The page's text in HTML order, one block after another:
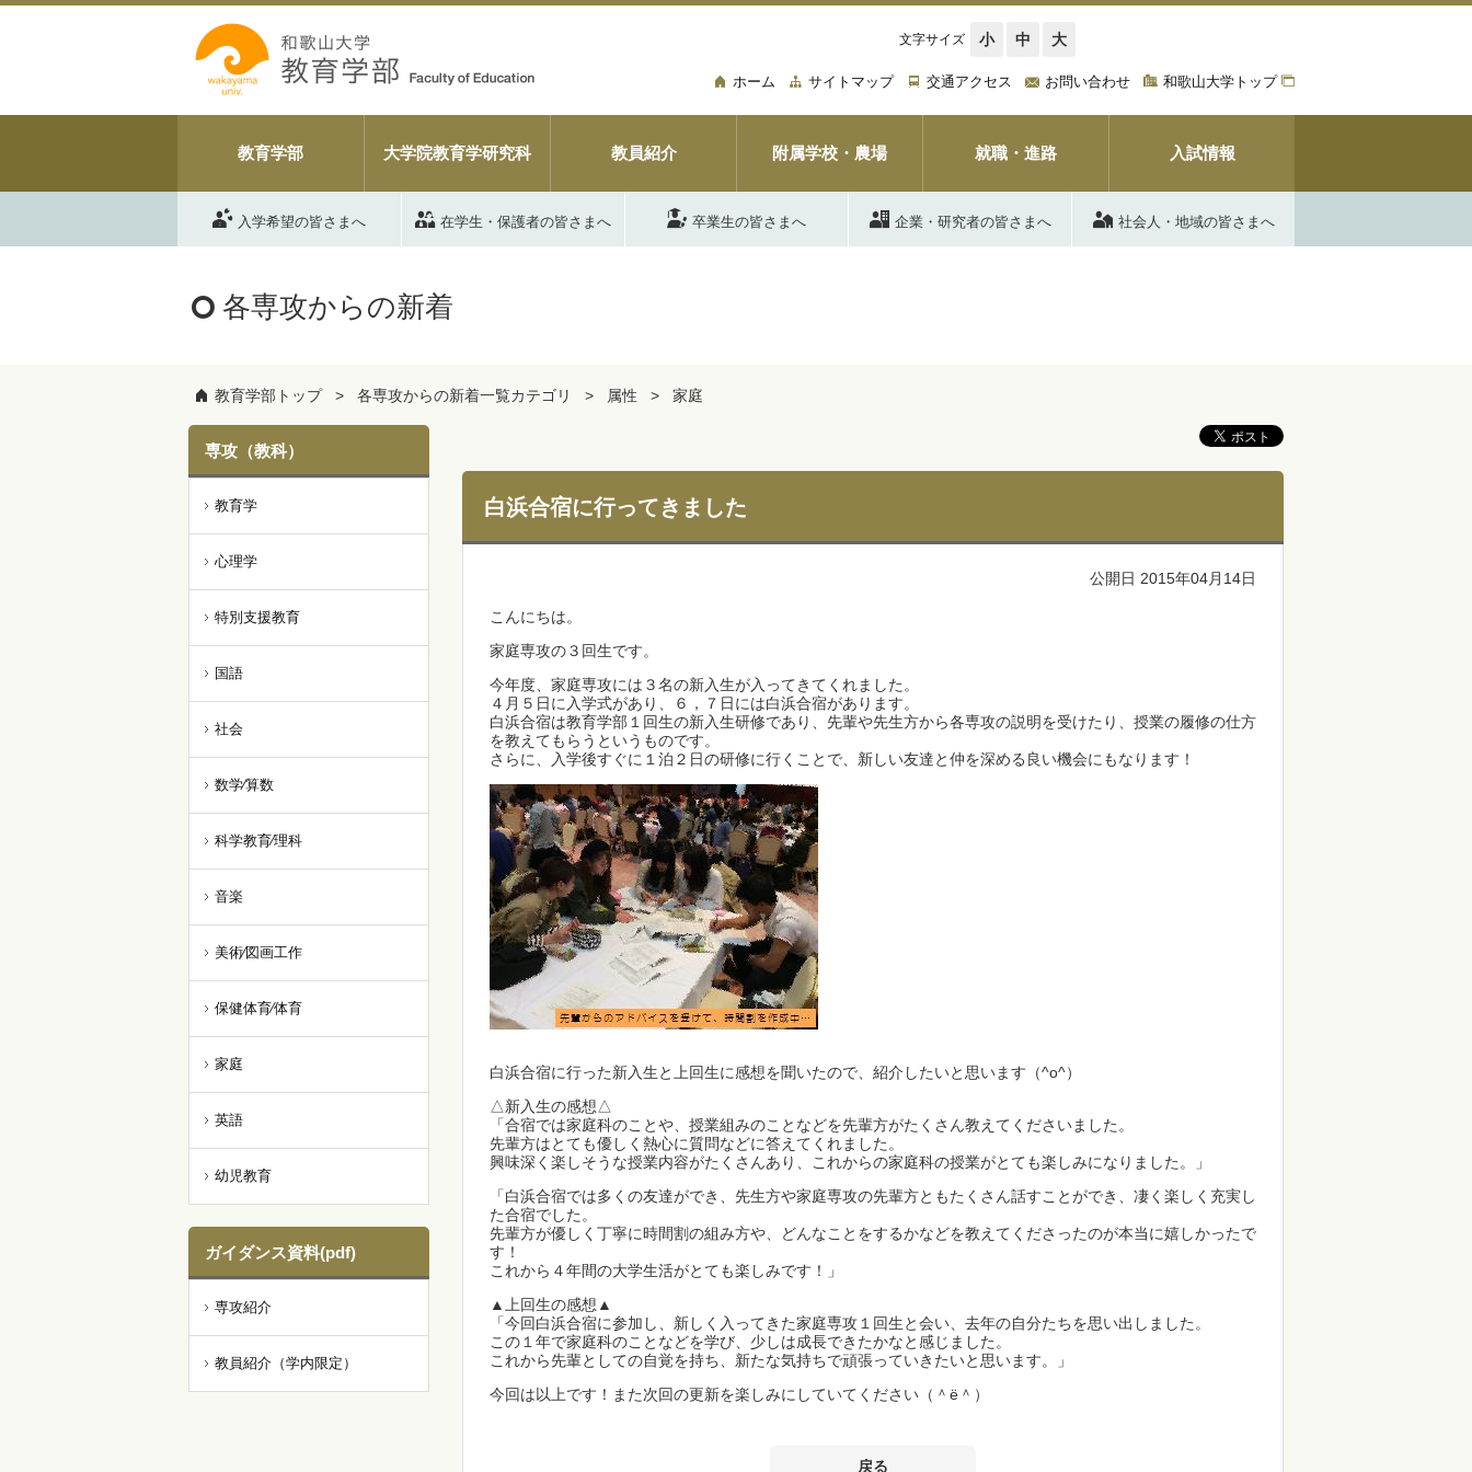
文字サイズ 小 中 大
ホーム サイトマップ 交通アクセス お問い合わせ 和歌山大学トップ
教育学部 大学院教育学研究科 教員紹介 附属学校・農場 就職・進路 入試情報
入学希望の皆さまへ 在学生・保護者の皆さまへ 卒業生の皆さまへ 企業・研究者の皆さまへ 社会人・地域の皆さまへ
各専攻からの新着
教育学部トップ 各専攻からの新着一覧カテゴリ 属性 家庭
白浜合宿に行ってきました
公開日 2015年04月14日
こんにちは。
家庭専攻の３回生です。
今年度、家庭専攻には３名の新入生が入ってきてくれました。
４月５日に入学式があり、６，７日には白浜合宿があります。
白浜合宿は教育学部１回生の新入生研修であり、先輩や先生方から各専攻の説明を受けたり、授業の履修の仕方
を教えてもらうというものです。
さらに、入学後すぐに１泊２日の研修に行くことで、新しい友達と仲を深める良い機会にもなります！
白浜合宿に行った新入生と上回生に感想を聞いたので、紹介したいと思います（^o^）
△新入生の感想△
「合宿では家庭科のことや、授業組みのことなどを先輩方がたくさん教えてくださいました。
先輩方はとても優しく熱心に質問などに答えてくれました。
興味深く楽しそうな授業内容がたくさんあり、これからの家庭科の授業がとても楽しみになりました。」
「白浜合宿では多くの友達ができ、先生方や家庭専攻の先輩方ともたくさん話すことができ、凄く楽しく充実し
た合宿でした。
先輩方が優しく丁寧に時間割の組み方や、どんなことをするかなどを教えてくださったのが本当に嬉しかったで
す！
これから４年間の大学生活がとても楽しみです！」
▲上回生の感想▲
「今回白浜合宿に参加し、新しく入ってきた家庭専攻１回生と会い、去年の自分たちを思い出しました。
この１年で家庭科のことなどを学び、少しは成長できたかなと感じました。
これから先輩としての自覚を持ち、新たな気持ちで頑張っていきたいと思います。」
今回は以上です！また次回の更新を楽しみにしていてください（＾ё＾）
戻る
専攻（教科）
教育学
心理学
特別支援教育
国語
社会
数学⁄算数
科学教育⁄理科
音楽
美術⁄図画工作
保健体育⁄体育
家庭
英語
幼児教育
ガイダンス資料(pdf)
専攻紹介
教員紹介（学内限定）